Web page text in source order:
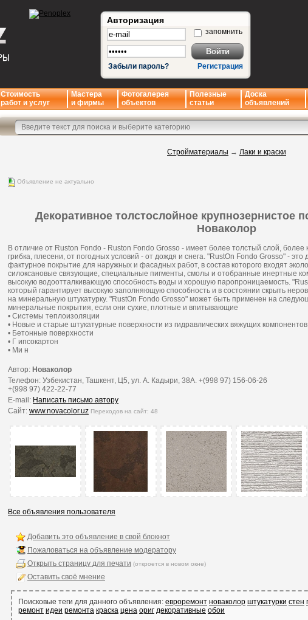
Авторизация
запомнить
Забыли пароль? Регистрация
Стоимость
работ и услуг
Мастера
и фирмы
Фотогалерея
объектов
Полезные
статьи
Доска
объявлений
Стройматериалы → Лаки и краски
Объявление не актуально
Декоративное толстослойное крупнозернистое
Новаколор
В отличие от Ruston Fondo - Ruston Fondo Grosso - имеет более толстый слой,
грибка, плесени, от погодных условий - от дождя и снега. "RustOn Fondo Grosso" - это
фактурное покрытие для наружных и фасадных работ, в состав которого входят
силоксановые связующие, специальные пигменты, смолы и отобранные инертные
высокую водоотталкивающую способность воды и хорошую паропроницаемость.
который гарантирует высокую заполняющую способность и в состоянии скрыть
на минеральную штукатурку. "RustOn Fondo Grosso" может быть применен на
минеральные покрытия, если они сухие, плотные и впитывающие
• Системы теплоизоляции
• Новые и старые штукатурные поверхности из гидравлических вяжущих компонентов
• Бетонные поверхности
• Г ипсокартон
• Ми н
Автор: Новаколор
Телефон: Узбекистан, Ташкент, Ц5, ул. А. Кадыри, 38А. +(998 97) 156-06-26
+(998 97) 422-22-77
E-mail: Написать письмо автору
Сайт: www.novacolor.uz Переходов на сайт: 48
Все объявления пользователя
Добавить это объявление в свой блокнот
Пожаловаться на объявление модератору
Открыть страницу для печати (откроется в новом окне)
Оставить своё мнение
Поисковые теги для данного объявления: евроремонт новаколор штукатурки стен
ремонт идеи ремонта краска цена ориг декоративные обои